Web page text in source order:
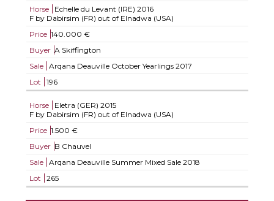
Horse
Echelle du Levant (IRE) 2016
F by Dabirsim (FR) out of Elnadwa (USA)
Price 140.000 €
Buyer A Skiffington
Sale
Arqana Deauville October Yearlings 2017
Lot
196
Horse Eletra (GER) 2015
F by Dabirsim (FR) out of Elnadwa (USA)
Price 1.500 €
Buyer B Chauvel
Sale
Arqana Deauville Summer Mixed Sale 2018
Lot
265